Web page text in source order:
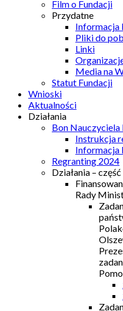
Film o Fundacji
Przydatne
Informacja
Pliki do
Linki
Media na
Statut Fundacji
Wnioski
Aktualności
Działania
Bon Nauczyciela
Instrukcja
Informacja
Regranting 2024
Działania – część
Rady